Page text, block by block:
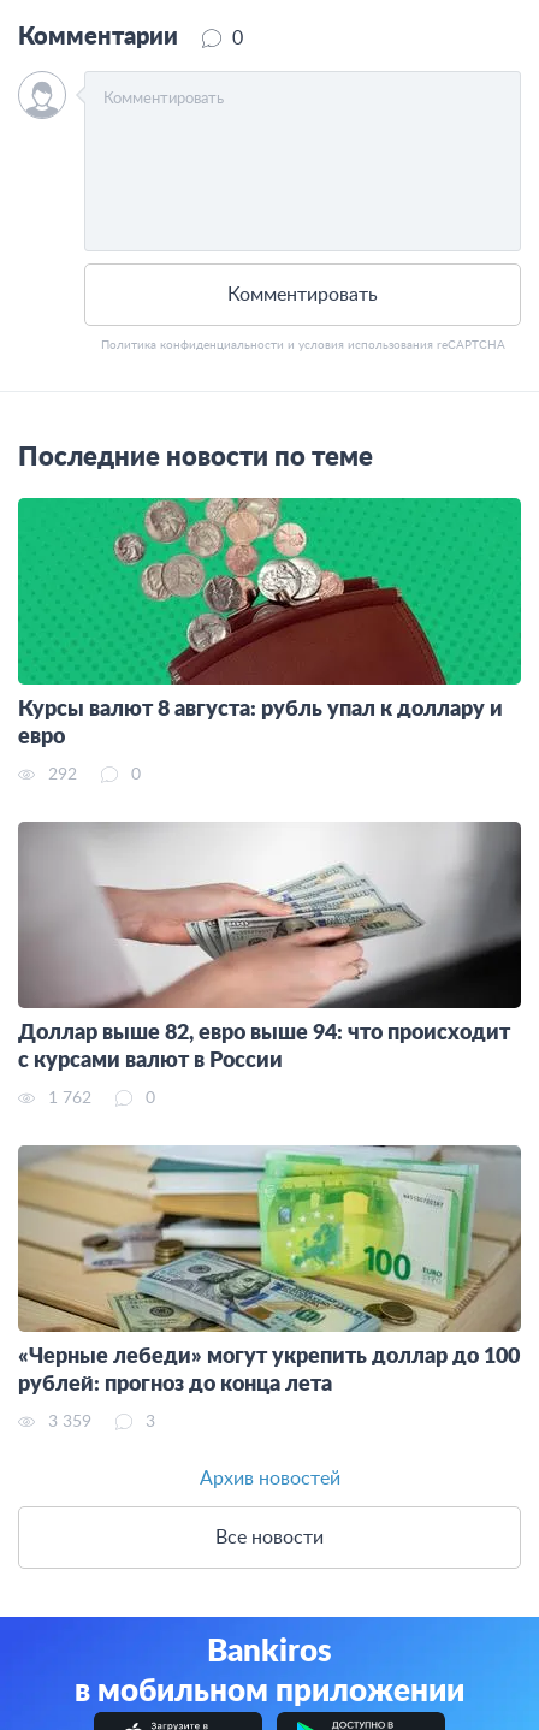
Комментарии 0
Комментировать
Политика конфиденциальности и условия использования reCAPTCHA
Последние новости по теме
Курсы валют 8 августа: рубль упал к доллару и
евро
292 0
Доллар выше 82, евро выше 94: что происходит
с курсами валют в России
1 762 0
«Черные лебеди» могут укрепить доллар до 100
рублей: прогноз до конца лета
3 359 3
Архив новостей
Все новости
Bankiros
в мобильном приложении